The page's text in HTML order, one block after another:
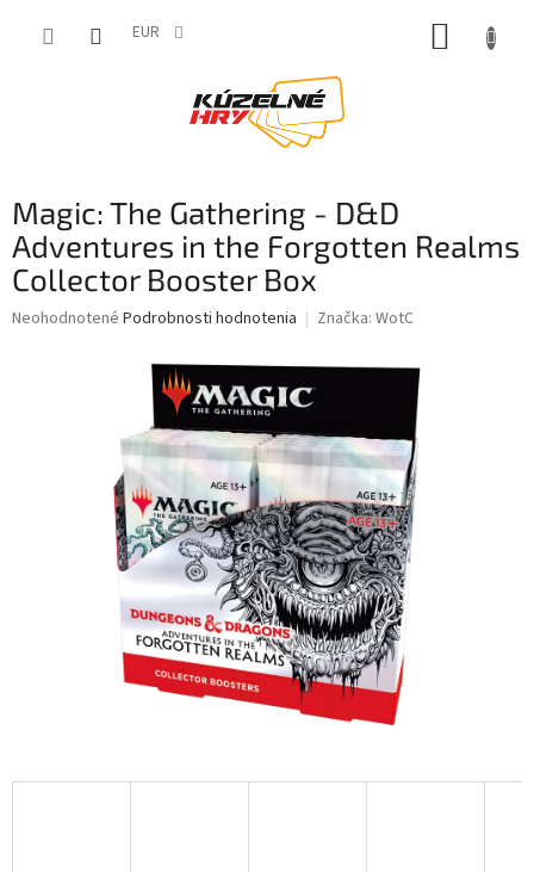
EUR
Magic: The Gathering - D&D
Adventures in the Forgotten Realms
Collector Booster Box
Priemerné
Neohodnotené Podrobnosti hodnotenia Značka: WotC